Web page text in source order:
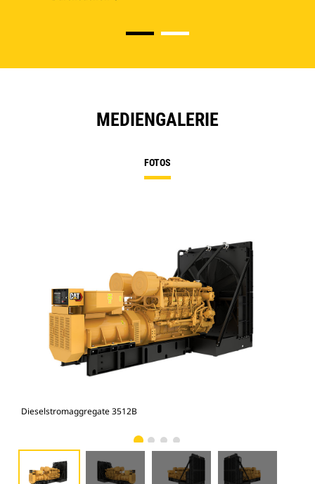
MEDIENGALERIE
FOTOS
Dieselstromaggregate 3512B